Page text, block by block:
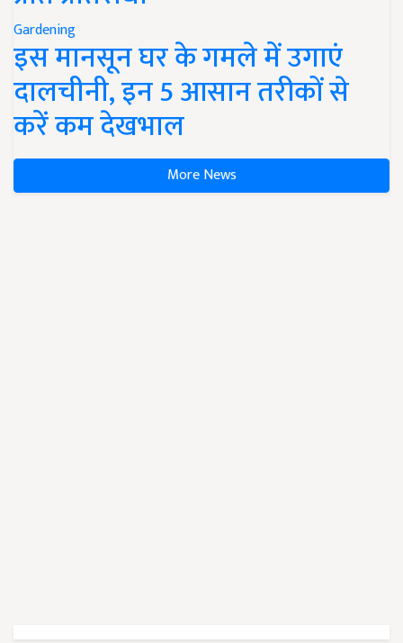
Gardening
इस मानसून घर के गमले में उगाएं
दालचीनी, इन 5 आसान तरीकों से
करें कम देखभाल
More News